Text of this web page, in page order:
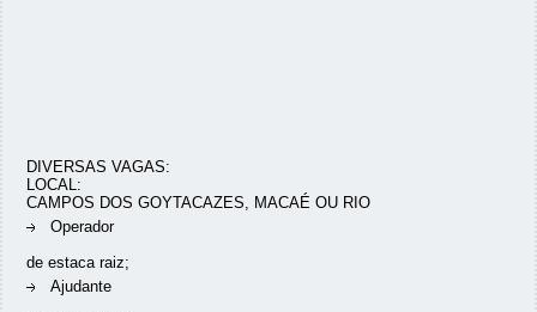
DIVERSAS VAGAS:
LOCAL:
CAMPOS DOS GOYTACAZES, MACAÉ OU RIO
Operador
de estaca raiz;
Ajudante